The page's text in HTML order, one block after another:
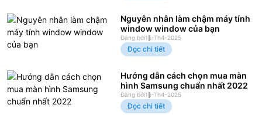
Đăng bởi15-Th4-2025
Nguyên nhân làm chậm máy tính
window window của bạn
Đọc chi tiết
Đăng bởi15-Th4-2025
Hướng dẫn cách chọn mua màn
hình Samsung chuẩn nhất 2022
Đọc chi tiết